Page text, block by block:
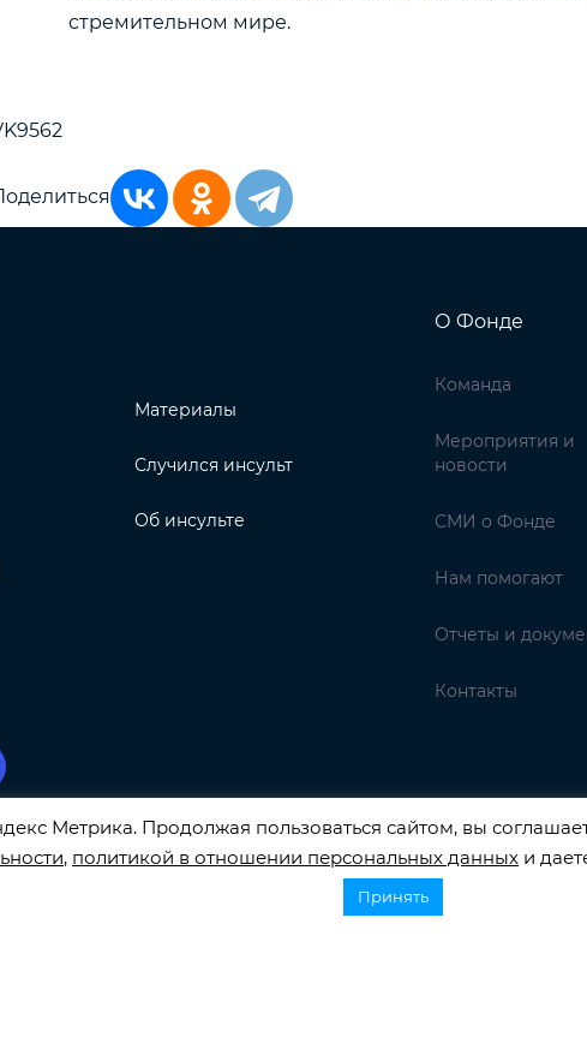
стремительном мире.
Материалы
Случился инсульт
Об инсульте
О Фонде
Команда
Мероприятия и
новости
СМИ о Фонде
Нам помогают
Отчеты и
Контакты
ПЕРСОНАЛЬНЫХ ДАННЫХ РЕГИСТРАЦИОННЫЙ НОМЕР
Метрика. Продолжая пользоваться сайтом, вы
, политикой в отношении персональных данных и
Принять